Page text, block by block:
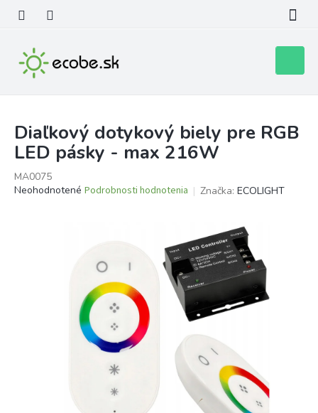
obsah
košík
Diaľkový dotykový biely pre RGB
LED pásky - max 216W
MA0075
Priemerné
Neohodnotené Podrobnosti hodnotenia Značka: ECOLIGHT